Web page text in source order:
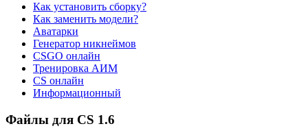
Как установить сборку?
Как заменить модели?
Аватарки
Генератор никнеймов
CSGO онлайн
Тренировка АИМ
CS онлайн
Информационный
Файлы для CS 1.6